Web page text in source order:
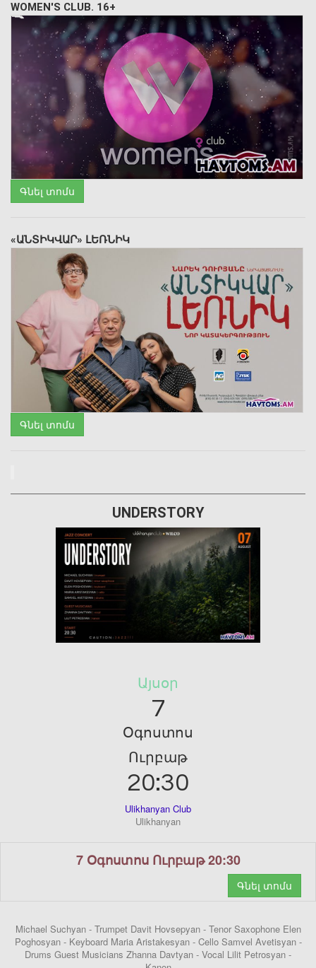
WOMEN'S CLUB. 16+
Գնել տոմս
«ԱՆՏԻԿՎԱՐ» ԼԵՌՆԻԿ
Գնել տոմս
UNDERSTORY
Այսօր
7
Օգոստոս
Ուրբաթ
20:30
Ulikhanyan Club
Ulikhanyan
7 Օգոստոս Ուրբաթ 20:30
Գնել տոմս
Michael Suchyan - Trumpet Davit Hovsepyan - Tenor Saxophone Elen
Poghosyan - Keyboard Maria Aristakesyan - Cello Samvel Avetisyan -
Drums Guest Musicians Zhanna Davtyan - Vocal Lilit Petrosyan -